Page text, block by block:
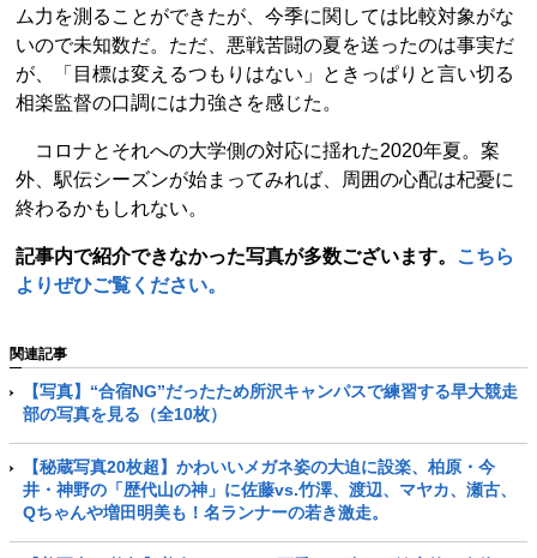
ム力を測ることができたが、今季に関しては比較対象がな
いので未知数だ。ただ、悪戦苦闘の夏を送ったのは事実だ
が、「目標は変えるつもりはない」ときっぱりと言い切る
相楽監督の口調には力強さを感じた。
コロナとそれへの大学側の対応に揺れた2020年夏。案
外、駅伝シーズンが始まってみれば、周囲の心配は杞憂に
終わるかもしれない。
記事内で紹介できなかった写真が多数ございます。
こちら
よりぜひご覧ください。
関連記事
【写真】“合宿NG”だったため所沢キャンパスで練習する早大競走
部の写真を見る（全10枚）
【秘蔵写真20枚超】かわいいメガネ姿の大迫に設楽、柏原・今
井・神野の「歴代山の神」に佐藤vs.竹澤、渡辺、マヤカ、瀬古、
Qちゃんや増田明美も！名ランナーの若き激走。